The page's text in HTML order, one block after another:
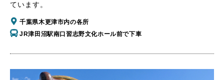
ています。
千葉県木更津市内の各所
JR津田沼駅南口習志野文化ホール前で下車